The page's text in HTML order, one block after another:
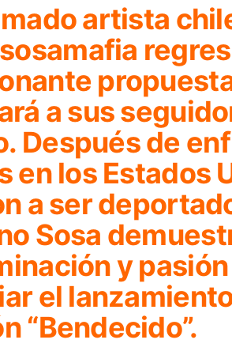
artista
a sus
Después de
en los Estados
a ser
Sosa
y
el
“Bendecido”.